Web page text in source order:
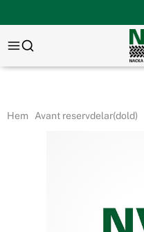
Hem Avant reservdelar(dold)